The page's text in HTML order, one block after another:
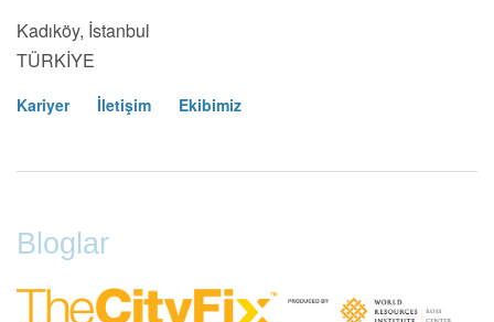
Bloglar
Kadıköy, İstanbul
TÜRKİYE
Kariyer İletişim Ekibimiz